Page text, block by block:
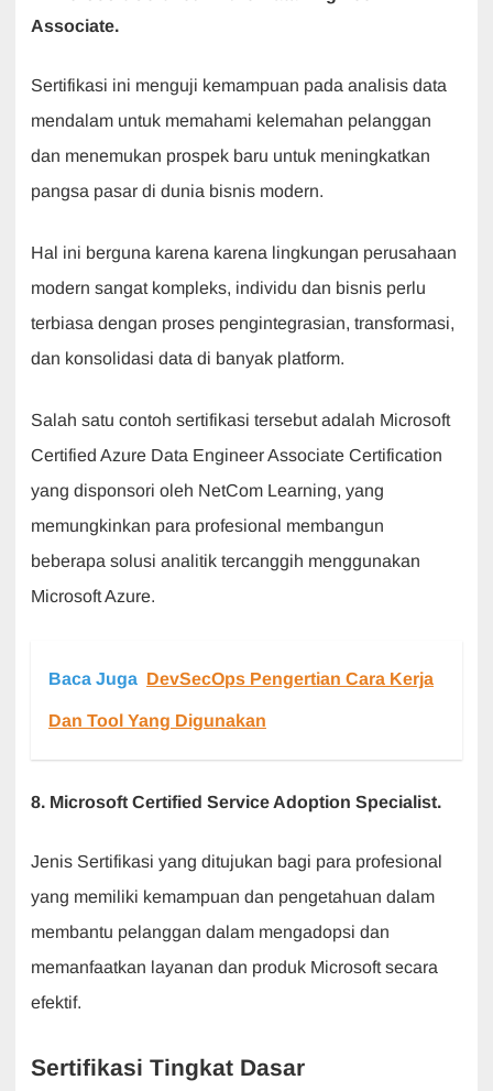
Associate.
Sertifikasi ini menguji kemampuan pada analisis data
mendalam untuk memahami kelemahan pelanggan
dan menemukan prospek baru untuk meningkatkan
pangsa pasar di dunia bisnis modern.
Hal ini berguna karena karena lingkungan perusahaan
modern sangat kompleks, individu dan bisnis perlu
terbiasa dengan proses pengintegrasian, transformasi,
dan konsolidasi data di banyak platform.
Salah satu contoh sertifikasi tersebut adalah Microsoft
Certified Azure Data Engineer Associate Certification
yang disponsori oleh NetCom Learning, yang
memungkinkan para profesional membangun
beberapa solusi analitik tercanggih menggunakan
Microsoft Azure.
Baca Juga DevSecOps Pengertian Cara Kerja
Dan Tool Yang Digunakan
8. Microsoft Certified Service Adoption Specialist.
Jenis Sertifikasi yang ditujukan bagi para profesional
yang memiliki kemampuan dan pengetahuan dalam
membantu pelanggan dalam mengadopsi dan
memanfaatkan layanan dan produk Microsoft secara
efektif.
Sertifikasi Tingkat Dasar